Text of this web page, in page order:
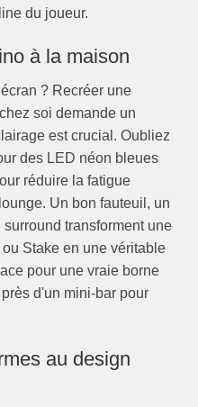
du joueur.
à la maison
? Recréer une
soi demande un
est crucial. Oubliez
des LED néon bleues
réduire la fatigue
Un bon fauteuil, un
transforment une
Stake en une véritable
pour une vraie borne
d'un mini-bar pour
au design